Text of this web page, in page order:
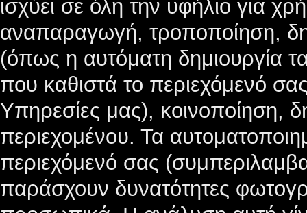
ισχύει σε όλη την υφήλιο για
αναπαραγωγή, τροποποίηση,
(όπως η αυτόματη δημιουργία
που καθιστά το περιεχόμενό
Υπηρεσίες μας), κοινοποίηση,
περιεχομένου. Τα
περιεχόμενό σας
παράσχουν δυνατότητες